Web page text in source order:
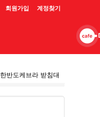
회원가입 계정찾기
한반도케브라 받침대